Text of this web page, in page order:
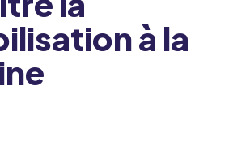
à la